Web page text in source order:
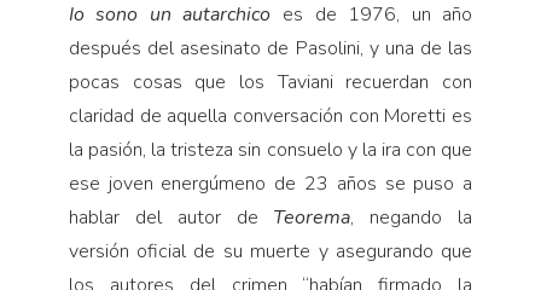
Io sono un autarchico es de 1976, un año
después del asesinato de Pasolini, y una de las
pocas cosas que los Taviani recuerdan con
claridad de aquella conversación con Moretti es
la pasión, la tristeza sin consuelo y la ira con que
ese joven energúmeno de 23 años se puso a
hablar del autor de Teorema, negando la
versión oficial de su muerte y asegurando que